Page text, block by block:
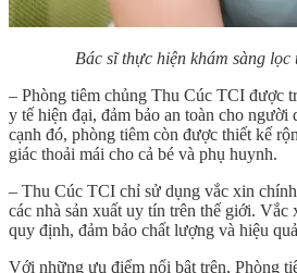
Bác sĩ thực hiện khám sàng
– Phòng tiêm chủng Thu Cúc TCI được
y tế hiện đại, đảm bảo an toàn cho người
cạnh đó, phòng tiêm còn được thiết kế
giác thoải mái cho cả bé và phụ huynh.
– Thu Cúc TCI chỉ sử dụng vắc xin
các nhà sản xuất uy tín trên thế giới. Vắc
quy định, đảm bảo chất lượng và hiệu
Với những ưu điểm nổi bật trên, Phòng